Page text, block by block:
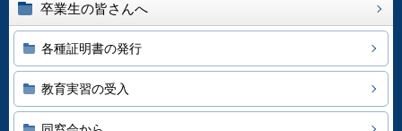
卒業生の皆さんへ
各種証明書の発行
教育実習の受入